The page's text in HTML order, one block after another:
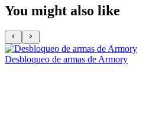
You might also like
Desbloqueo de armas de Armory